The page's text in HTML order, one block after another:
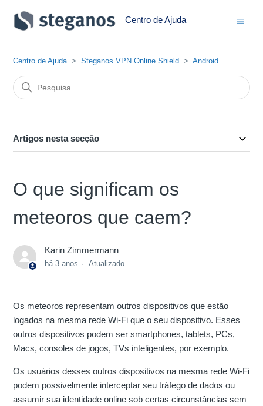
Centro de Ajuda
Centro de Ajuda Steganos VPN Online Shield Android
Artigos nesta secção
O que significam os
meteoros que caem?
Karin Zimmermann
há 3 anos Atualizado
Os meteoros representam outros dispositivos que estão
logados na mesma rede Wi-Fi que o seu dispositivo. Esses
outros dispositivos podem ser smartphones, tablets, PCs,
Macs, consoles de jogos, TVs inteligentes, por exemplo.
Os usuários desses outros dispositivos na mesma rede Wi-Fi
podem possivelmente interceptar seu tráfego de dados ou
assumir sua identidade online sob certas circunstâncias sem